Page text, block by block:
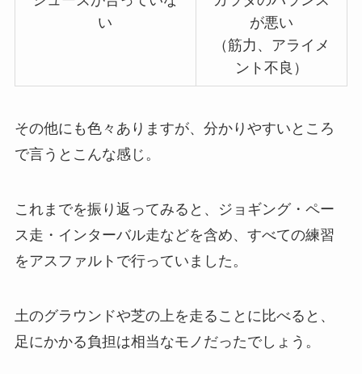
い
が悪い
（筋力、アライメ
ント不良）
その他にも色々ありますが、分かりやすいところ
で言うとこんな感じ。
これまでを振り返ってみると、ジョギング・ペー
ス走・インターバル走などを含め、すべての練習
をアスファルトで行っていました。
土のグラウンドや芝の上を走ることに比べると、
足にかかる負担は相当なモノだったでしょう。